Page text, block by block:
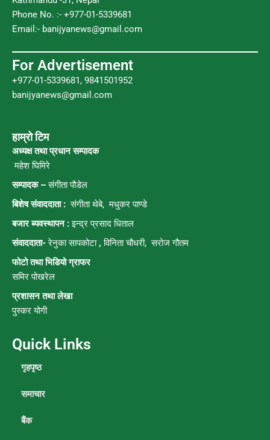
Phone No. :- +977-01-5339681
Email:- banijyanews@gmail.com
For Advertisement
+977-01-5339681, 9841501952
banijyanews@gmail.com
हाम्रो टिम
अध्यक्ष तथा प्रधान सम्पादक
महेश घिमिरे
सम्पादक –संगीता पौडेल
बिशेष संवाददाता : संगीता थेबे,मधुकर पाण्डे
बजार ब्यवस्थापन :इन्द्र प्रसाद धिताल
संवाददाता-रेनुका सापकोटा, विनिता चौधरी, सरोज गौतम
फोटो तथा भिडियो ग्राफर
समिर पोखरेल
प्रशासन तथा लेखा
पुस्कर योगी
Quick Links
गृहपृष्ठ
समाचार
बैंक